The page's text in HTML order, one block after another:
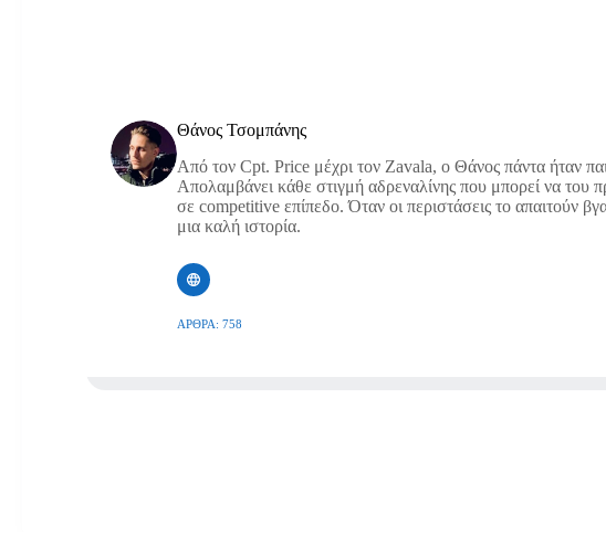
Θάνος Τσομπάνης
Από τον Cpt. Price μέχρι τον Zavala, ο Θάνος πάντα ήταν
Απολαμβάνει κάθε στιγμή αδρεναλίνης που μπορεί να του
σε competitive επίπεδο. Όταν οι περιστάσεις το απαιτούν
μια καλή ιστορία.
ΆΡΘΡΑ: 758